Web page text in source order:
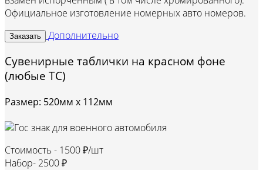
Официальное изготовление номерных авто номеров.
Заказать Дополнительно
Сувенирные таблички на красном фоне
(любые ТС)
Размер: 520мм х 112мм
Стоимость - 1500 ₽/шт
Набор- 2500 ₽